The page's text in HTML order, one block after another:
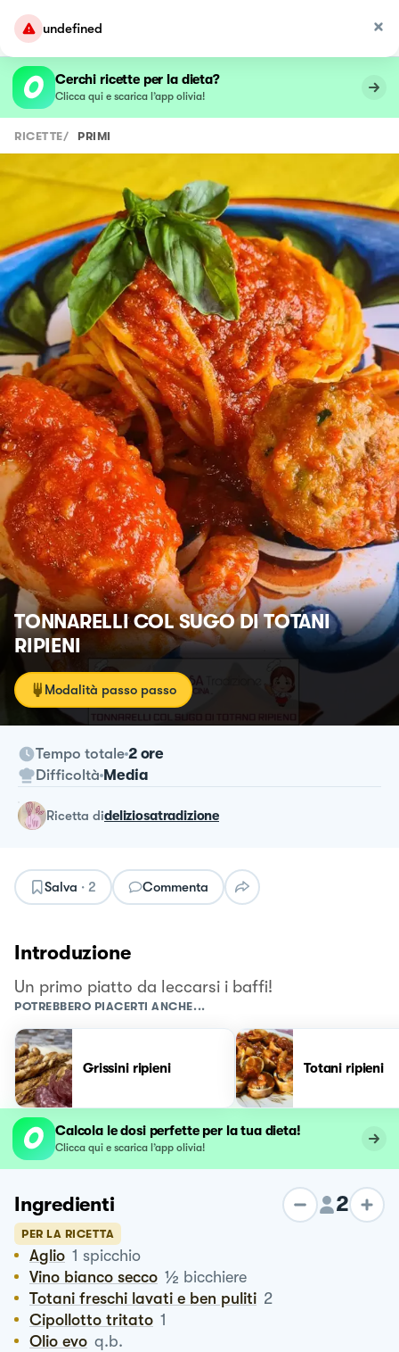
undefined
Cerchi ricette per la dieta?
Clicca qui e scarica l’app olivia!
RICETTE/ PRIMI
TONNARELLI COL SUGO DI TOTANI
RIPIENI
Modalità passo passo
Tempo totale 2 ore
Difficoltà Media
ricetta dideliziosatradizione
Salva · 2 Commenta
Introduzione
Un primo piatto da leccarsi i baffi!
POTREBBERO PIACERTI ANCHE...
Grissini ripieni Totani ripieni
Calcola le dosi perfette per la tua dieta!
Clicca qui e scarica l’app olivia!
Ingredienti 2
PER LA RICETTA
Aglio 1 spicchio
Vino bianco secco ½ bicchiere
Totani freschi lavati e ben puliti 2
Cipollotto tritato 1
Olio evo q.b.